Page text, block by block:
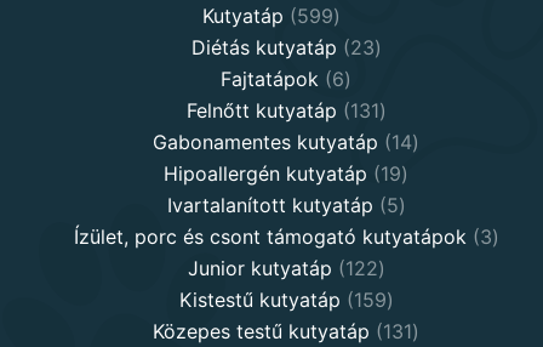
Kutyatáp 599599
products
Diétás kutyatáp 2323
Fajtatápok 66
products
Felnőtt kutyatáp 131131
products
Gabonamentes kutyatáp 1414
Hipoallergén kutyatáp 1919
products
Ivartalanított kutyatáp 55
products
Ízület, porc és csont támogató kutyatápok 33
Junior kutyatáp 122122
products
Kistestű kutyatáp 159159
products
Közepes testű kutyatáp 131131